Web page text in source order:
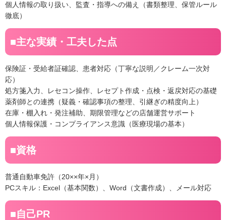
個人情報の取り扱い、監査・指導への備え（書類整理、保管ルール
徹底）
■主な実績・工夫した点
保険証・受給者証確認、患者対応（丁寧な説明／クレーム一次対
応）
処方箋入力、レセコン操作、レセプト作成・点検・返戻対応の基礎
薬剤師との連携（疑義・確認事項の整理、引継ぎの精度向上）
在庫・棚入れ・発注補助、期限管理などの店舗運営サポート
個人情報保護・コンプライアンス意識（医療現場の基本）
■資格
普通自動車免許（20××年×月）
PCスキル：Excel（基本関数）、Word（文書作成）、メール対応
■自己PR